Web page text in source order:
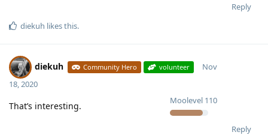
Reply
diekuh likes this.
diekuh Community Hero volunteer
Moolevel 110
Nov
18, 2020
That’s interesting.
Reply